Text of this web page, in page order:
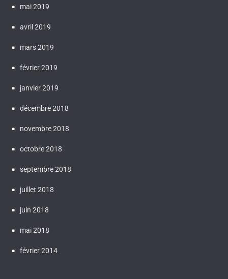
mai 2019
avril 2019
mars 2019
février 2019
janvier 2019
décembre 2018
novembre 2018
octobre 2018
septembre 2018
juillet 2018
juin 2018
mai 2018
février 2014